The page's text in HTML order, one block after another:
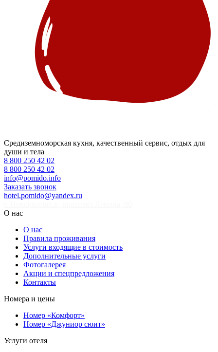
Средиземноморская кухня, качественный сервис, отдых для
души и тела
8 800 250 42 02
8 800 250 42 02
info@pomido.info
Заказать звонок
hotel.pomido@yandex.ru
О нас
О нас
Правила проживания
Услуги входящие в стоимость
Дополнительные услуги
Фотогалерея
Акции и спецпредложения
Контакты
Номера и цены
Номер «Комфорт»
Номер «Джуниор сюит»
Услуги отеля